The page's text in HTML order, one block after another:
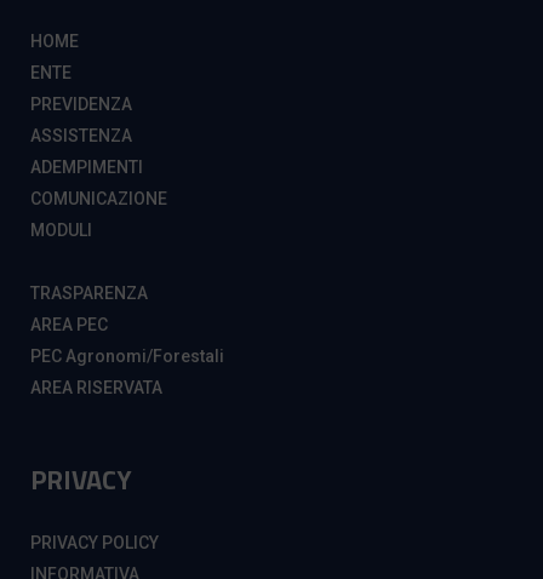
HOME
ENTE
PREVIDENZA
ASSISTENZA
ADEMPIMENTI
COMUNICAZIONE
MODULI
TRASPARENZA
AREA PEC
PEC Agronomi/Forestali
AREA RISERVATA
PRIVACY
PRIVACY POLICY
INFORMATIVA